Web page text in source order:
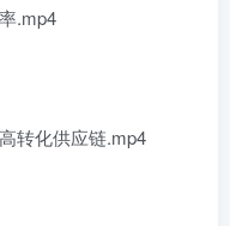
.mp4
转化供应链.mp4